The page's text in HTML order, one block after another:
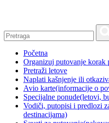
Početna
Organizuj putovanje korak
Pretraži letove
Naplati kašnjenje ili
Avio karte(informacije o
Specijalne ponude(letovi,
Vodiči, putopisi i predlozi
destinacijama)